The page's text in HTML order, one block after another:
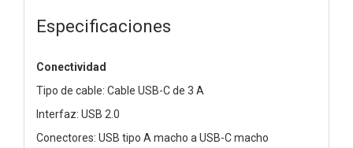
Especificaciones
Conectividad
Tipo de cable: Cable USB-C de 3 A
Interfaz: USB 2.0
Conectores: USB tipo A macho a USB-C macho